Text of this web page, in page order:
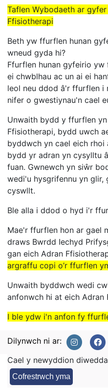
Taflen Wybodaeth ar
Ffisiotherapi
Beth yw ffurflen hunan
wneud gyda hi?
Ffurflen hunan gyfeirio
ei chwblhau ac un ai ei
leol neu ddod â'r ffurflen i
nifer o gwestiynau'n cael
Unwaith bydd y ffurflen
Ffisiotherapi, bydd uwch
byddwch yn cael eich
bydd yr adran yn cysylltu
fuan. Gwnewch yn siŵr
wedi'u hysgrifennu yn
cyswllt.
Ble alla i ddod o hyd i'r
Mae'r ffurflen hon ar gael
draws Bwrdd Iechyd
gan eich Adran
argraffu copi o’r ffurflen
Unwaith byddwch wedi
anfonwch hi at eich Adran
I ble ydw i'n anfon fy
Dilynwch ni ar:
Cael y newyddion
Cofrestrwch yma